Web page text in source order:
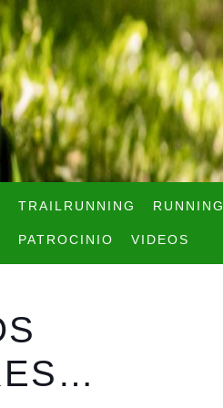
TRAILRUNNING RUNNING
PATROCINIO VIDEOS